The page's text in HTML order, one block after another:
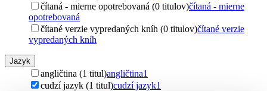
čítaná - mierne opotrebovaná (0 titulov)čítaná - mierne
opotrebovaná
čítané verzie vypredaných kníh (0 titulov)čítané verzie
vypredaných kníh
Jazyk
angličtina (1 titul)angličtina1
cudzí jazyk (1 titul)cudzí jazyk1